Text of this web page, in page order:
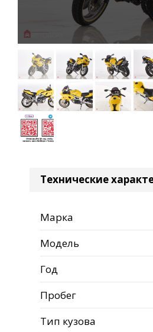
Технические
Марка
Модель
Год
Пробег
Тип кузова